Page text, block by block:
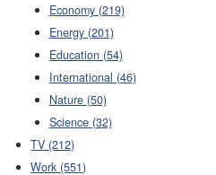
Economy (219)
Energy (201)
Education (54)
International (46)
Nature (50)
Science (32)
TV (212)
Work (551)